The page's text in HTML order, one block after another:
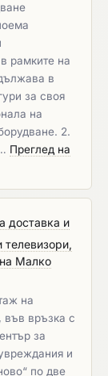
рамките на
в
за своя
на
2.
Преглед на
доставка и
Малко
на
във връзка с
за
и
по две